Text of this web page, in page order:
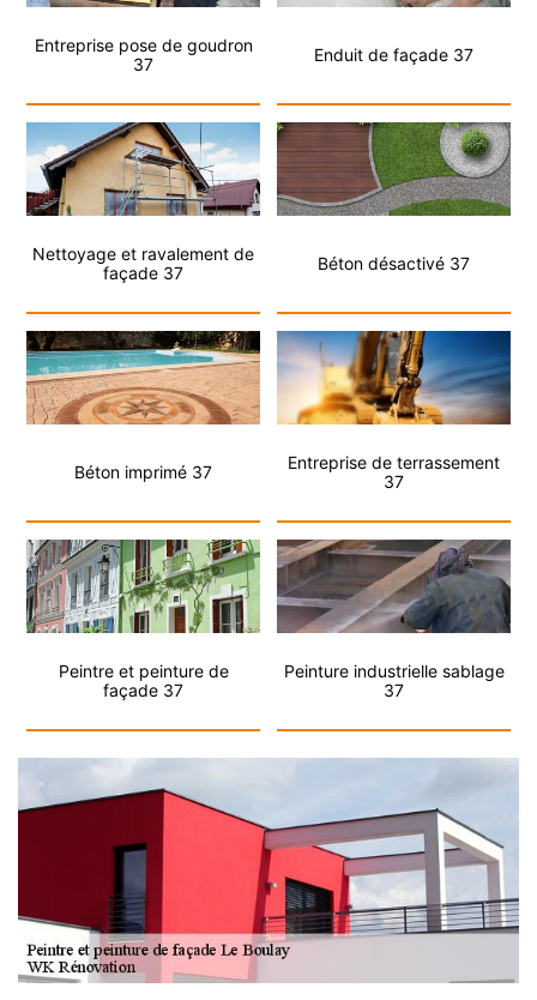
Entreprise pose de goudron
37
Enduit de façade 37
Nettoyage et ravalement de
façade 37
Béton désactivé 37
Béton imprimé 37
Entreprise de terrassement
37
Peintre et peinture de
façade 37
Peinture industrielle sablage
37